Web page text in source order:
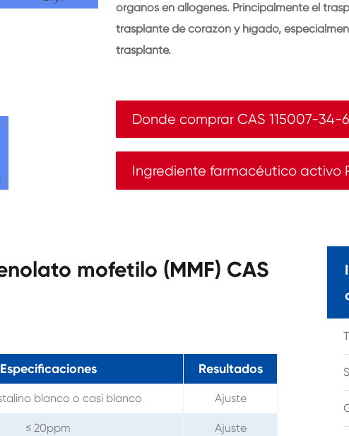
órganos en allogenes. Principalmente el
trasplante de corazón y hígado,
trasplante.
Donde comprar CAS 115007-34-6
Ingrediente farmacéutico activo
mofetilo (MMF) CAS
Especificaciones Resultados
blanco o casi blanco Ajuste
≤ 20ppm Ajuste